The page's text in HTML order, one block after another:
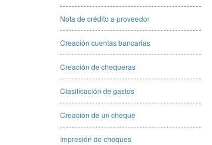
Nota de crédito a proveedor
Creación cuentas bancarias
Creación de chequeras
Clasificación de gastos
Creación de un cheque
Impresión de cheques